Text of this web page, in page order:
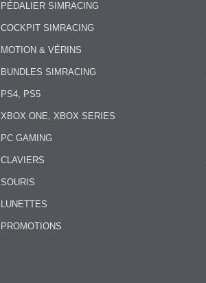
PÉDALIER SIMRACING
COCKPIT SIMRACING
MOTION & VÉRINS
BUNDLES SIMRACING
PS4, PS5
XBOX ONE, XBOX SERIES
PC GAMING
CLAVIERS
SOURIS
LUNETTES
PROMOTIONS